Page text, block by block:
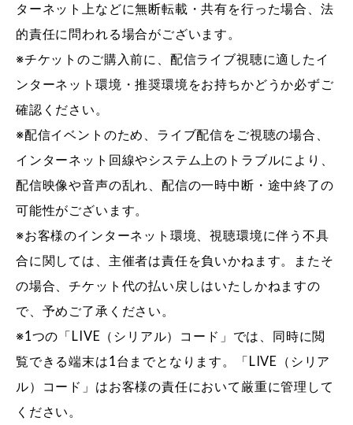
ターネット上などに無断転載・共有を行った場合、法
的責任に問われる場合がございます。
※チケットのご購入前に、配信ライブ視聴に適したイ
ンターネット環境・推奨環境をお持ちかどうか必ずご
確認ください。
※配信イベントのため、ライブ配信をご視聴の場合、
インターネット回線やシステム上のトラブルにより、
配信映像や音声の乱れ、配信の一時中断・途中終了の
可能性がございます。
※お客様のインターネット環境、視聴環境に伴う不具
合に関しては、主催者は責任を負いかねます。またそ
の場合、チケット代の払い戻しはいたしかねますの
で、予めご了承ください。
※1つの「LIVE（シリアル）コード」では、同時に閲
覧できる端末は1台までとなります。「LIVE（シリア
ル）コード」はお客様の責任において厳重に管理して
ください。